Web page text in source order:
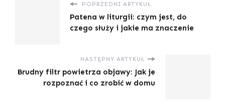
POPRZEDNI ARTYKUŁ
Patena w liturgii: czym jest, do
czego służy i jakie ma znaczenie
NASTĘPNY ARTYKUŁ
Brudny filtr powietrza objawy: Jak je
rozpoznać i co zrobić w domu